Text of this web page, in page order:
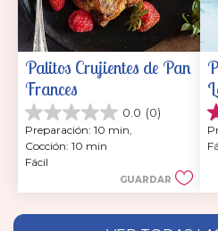
Palitos Crujientes de Pan
Frances
0.0 (0)
0.0
de
5
estrellas.
Preparación: 10 min,
Cocción: 10 min
Fácil
GUARDAR
5